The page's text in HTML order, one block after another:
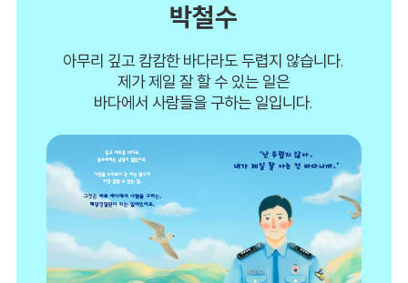
박철수
아무리 깊고 캄캄한 바다라도 두렵지 않습니다.
제가 제일 잘 할 수 있는 일은
바다에서 사람들을 구하는 일입니다.